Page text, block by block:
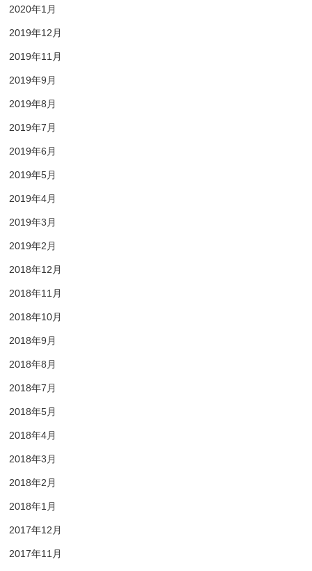
2020年1月
2019年12月
2019年11月
2019年9月
2019年8月
2019年7月
2019年6月
2019年5月
2019年4月
2019年3月
2019年2月
2018年12月
2018年11月
2018年10月
2018年9月
2018年8月
2018年7月
2018年5月
2018年4月
2018年3月
2018年2月
2018年1月
2017年12月
2017年11月